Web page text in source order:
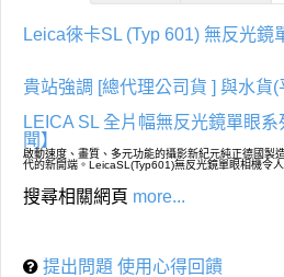
Leica徠卡SL (Typ 601) 無反光鏡
貴站強調 [總代理公司貨 ] 與水貨
LEICA SL 全片幅無反光鏡單眼
聞】
啟動速度、畫質、多元功能的攝影新紀元純正德國製
代的新開端。LeicaSL(Typ601)無反光鏡單眼相機令
搜尋相關網頁 more...
提出問題 使用心得回饋